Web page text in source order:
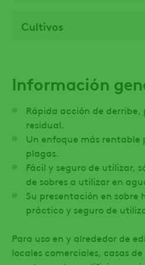
Información
Rápida acción de
residual.
Un enfoque más rentable
plagas.
Fácil y seguro de utilizar,
de sobres a utilizar en
Su presentación en sobre
práctico y seguro de
Para uso en y alrededor de
locales comerciales, casas
Cultivos